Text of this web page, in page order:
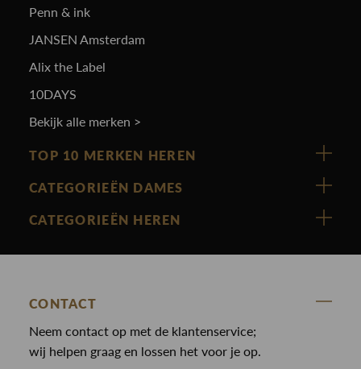
Penn & ink
JANSEN Amsterdam
Alix the Label
10DAYS
Bekijk alle merken >
TOP 10 MERKEN HEREN
Vanguard
Cast Iron
State Of Art
Paul en Shark
CATEGORIEËN DAMES
Nieuw binnen
Blouses
Broeken
Gilets
CATEGORIEËN HEREN
Broeken
Colberts
Giftcards
CONTACT
Neem contact op met de klantenservice;
wij helpen graag en lossen het voor je op.